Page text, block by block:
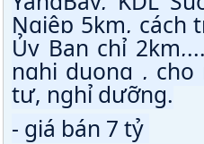
Ngiệp 5km, cách
Ủy Ban chỉ
nghi duong ,
tư, nghỉ dưỡng.
- giá bán 7 tỷ